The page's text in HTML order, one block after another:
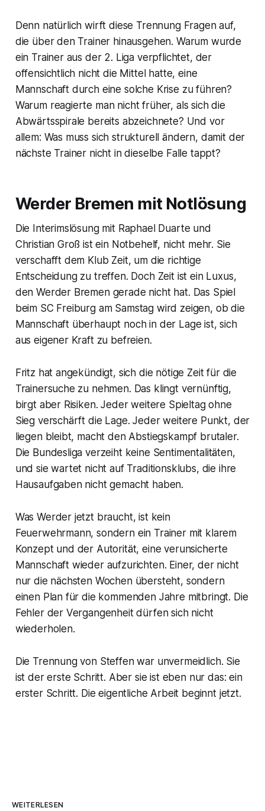
Denn natürlich wirft diese Trennung Fragen auf,
die über den Trainer hinausgehen. Warum wurde
ein Trainer aus der 2. Liga verpflichtet, der
offensichtlich nicht die Mittel hatte, eine
Mannschaft durch eine solche Krise zu führen?
Warum reagierte man nicht früher, als sich die
Abwärtsspirale bereits abzeichnete? Und vor
allem: Was muss sich strukturell ändern, damit der
nächste Trainer nicht in dieselbe Falle tappt?
Werder Bremen mit Notlösung
Die Interimslösung mit Raphael Duarte und
Christian Groß ist ein Notbehelf, nicht mehr. Sie
verschafft dem Klub Zeit, um die richtige
Entscheidung zu treffen. Doch Zeit ist ein Luxus,
den Werder Bremen gerade nicht hat. Das Spiel
beim SC Freiburg am Samstag wird zeigen, ob die
Mannschaft überhaupt noch in der Lage ist, sich
aus eigener Kraft zu befreien.
Fritz hat angekündigt, sich die nötige Zeit für die
Trainersuche zu nehmen. Das klingt vernünftig,
birgt aber Risiken. Jeder weitere Spieltag ohne
Sieg verschärft die Lage. Jeder weitere Punkt, der
liegen bleibt, macht den Abstiegskampf brutaler.
Die Bundesliga verzeiht keine Sentimentalitäten,
und sie wartet nicht auf Traditionsklubs, die ihre
Hausaufgaben nicht gemacht haben.
Was Werder jetzt braucht, ist kein
Feuerwehrmann, sondern ein Trainer mit klarem
Konzept und der Autorität, eine verunsicherte
Mannschaft wieder aufzurichten. Einer, der nicht
nur die nächsten Wochen übersteht, sondern
einen Plan für die kommenden Jahre mitbringt. Die
Fehler der Vergangenheit dürfen sich nicht
wiederholen.
Die Trennung von Steffen war unvermeidlich. Sie
ist der erste Schritt. Aber sie ist eben nur das: ein
erster Schritt. Die eigentliche Arbeit beginnt jetzt.
WEITERLESEN